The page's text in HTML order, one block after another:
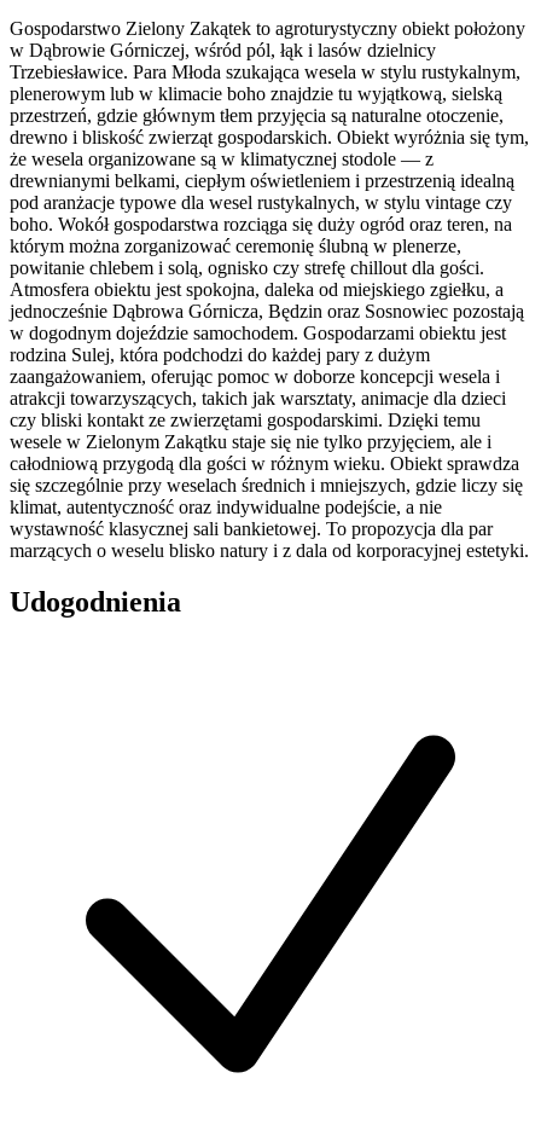
Gospodarstwo Zielony Zakątek to agroturystyczny obiekt położony
w Dąbrowie Górniczej, wśród pól, łąk i lasów dzielnicy
Trzebiesławice. Para Młoda szukająca wesela w stylu rustykalnym,
plenerowym lub w klimacie boho znajdzie tu wyjątkową, sielską
przestrzeń, gdzie głównym tłem przyjęcia są naturalne otoczenie,
drewno i bliskość zwierząt gospodarskich. Obiekt wyróżnia się tym,
że wesela organizowane są w klimatycznej stodole — z
drewnianymi belkami, ciepłym oświetleniem i przestrzenią idealną
pod aranżacje typowe dla wesel rustykalnych, w stylu vintage czy
boho. Wokół gospodarstwa rozciąga się duży ogród oraz teren, na
którym można zorganizować ceremonię ślubną w plenerze,
powitanie chlebem i solą, ognisko czy strefę chillout dla gości.
Atmosfera obiektu jest spokojna, daleka od miejskiego zgiełku, a
jednocześnie Dąbrowa Górnicza, Będzin oraz Sosnowiec pozostają
w dogodnym dojeździe samochodem. Gospodarzami obiektu jest
rodzina Sulej, która podchodzi do każdej pary z dużym
zaangażowaniem, oferując pomoc w doborze koncepcji wesela i
atrakcji towarzyszących, takich jak warsztaty, animacje dla dzieci
czy bliski kontakt ze zwierzętami gospodarskimi. Dzięki temu
wesele w Zielonym Zakątku staje się nie tylko przyjęciem, ale i
całodniową przygodą dla gości w różnym wieku. Obiekt sprawdza
się szczególnie przy weselach średnich i mniejszych, gdzie liczy się
klimat, autentyczność oraz indywidualne podejście, a nie
wystawność klasycznej sali bankietowej. To propozycja dla par
marzących o weselu blisko natury i z dala od korporacyjnej estetyki.
Udogodnienia